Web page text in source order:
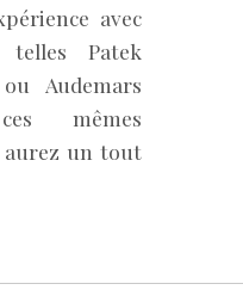
avec
telles Patek
Audemars
mêmes
aurez un tout